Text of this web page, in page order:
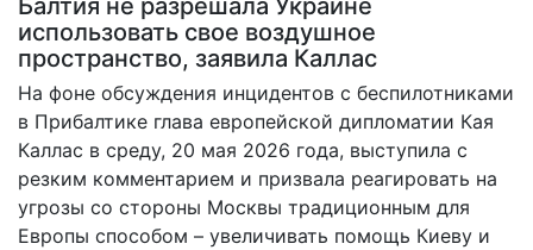
использовать свое воздушное
пространство, заявила Каллас
На фоне обсуждения инцидентов с беспилотниками
в Прибалтике глава европейской дипломатии Кая
Каллас в среду, 20 мая 2026 года, выступила с
резким комментарием и призвала реагировать на
угрозы со стороны Москвы традиционным для
Европы способом – увеличивать помощь Киеву и